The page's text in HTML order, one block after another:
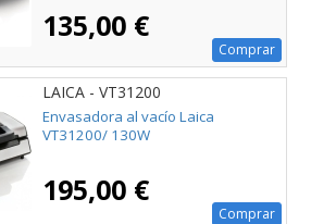
135,00 €
Comprar
LAICA - VT31200
Envasadora al vacío Laica
VT31200/ 130W
195,00 €
Comprar